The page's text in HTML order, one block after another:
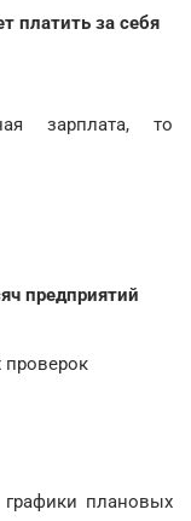
платить за себя
зарплата, то
предприятий
плановых